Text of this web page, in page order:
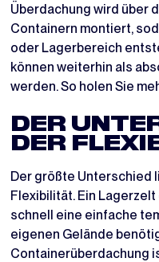
Überdachung wird über
Containern montiert,
oder Lagerbereich
können weiterhin als
werden. So holen Sie
DER
DER
Der größte Unterschied
Flexibilität. Ein
schnell eine einfache
eigenen Gelände
Containerüberdachung